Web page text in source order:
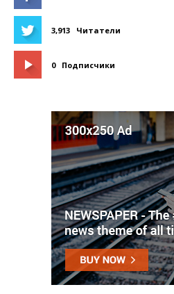
3,913 Читатели
0 Подписчики